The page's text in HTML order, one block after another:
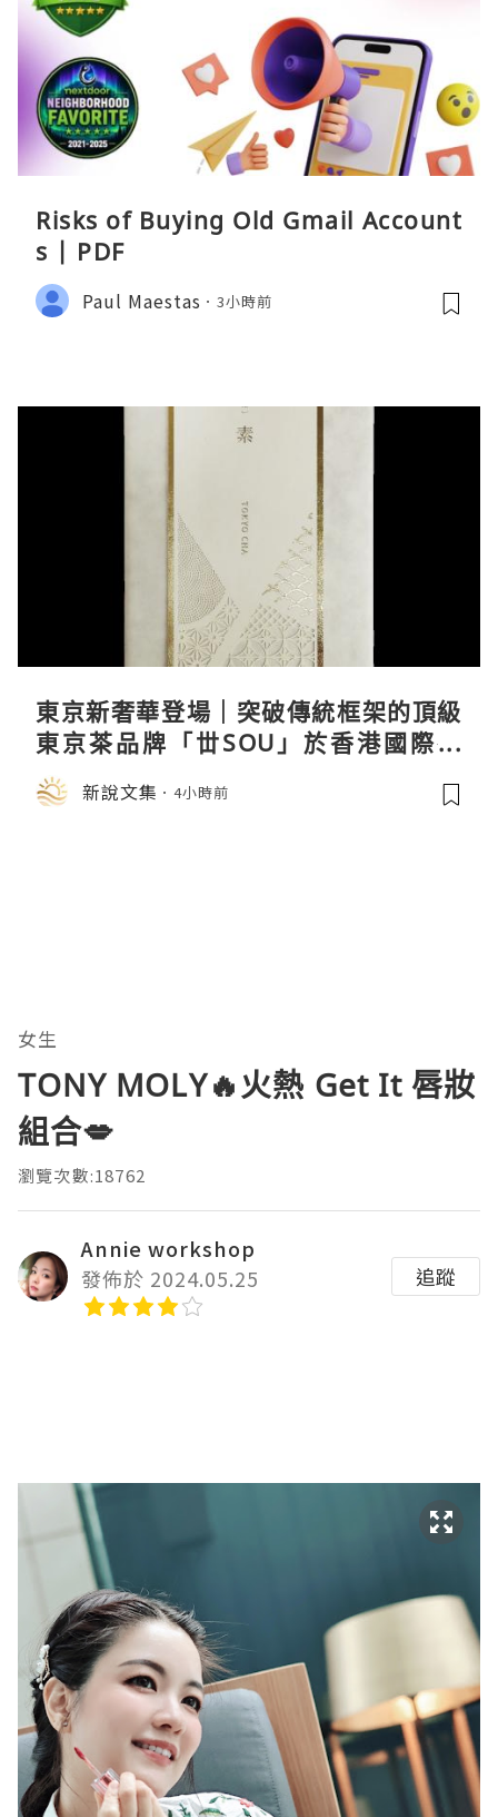
Risks of Buying Old Gmail Account
s | PDF
Paul Maestas 3小時前
東京新奢華登場｜突破傳統框架的頂級
東京茶品牌「丗SOU」於香港國際茶
展首度亮相
新說文集 4小時前
女生
TONY MOLY🔥火熱 Get It 唇妝
組合💋
瀏覽次數:18762
Annie workshop
發佈於 2024.05.25
追蹤